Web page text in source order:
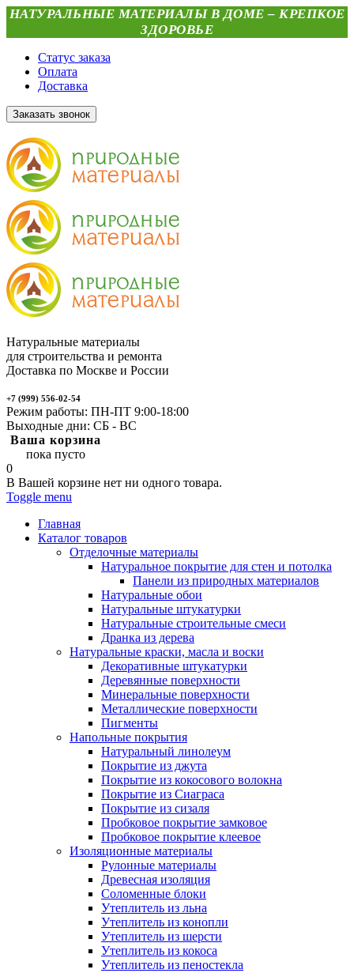
НАТУРАЛЬНЫЕ МАТЕРИАЛЫ В ДОМЕ – КРЕПКОЕ
ЗДОРОВЬЕ
Статус заказа
Оплата
Доставка
Заказать звонок
Натуральные материалы
для строительства и ремонта
Доставка по Москве и России
+7 (999) 556-02-54
Режим работы: ПН-ПТ 9:00-18:00
Выходные дни: СБ - ВС
Ваша корзина
пока пусто
0
В Вашей корзине нет ни одного товара.
Toggle menu
Главная
Каталог товаров
Отделочные материалы
Натуральное покрытие для стен и потолка
Панели из природных материалов
Натуральные обои
Натуральные штукатурки
Натуральные строительные смеси
Дранка из дерева
Натуральные краски, масла и воски
Декоративные штукатурки
Деревянные поверхности
Минеральные поверхности
Металлические поверхности
Пигменты
Напольные покрытия
Натуральный линолеум
Покрытие из джута
Покрытие из кокосового волокна
Покрытие из Сиаграса
Покрытие из сизаля
Пробковое покрытие замковое
Пробковое покрытие клеевое
Изоляционные материалы
Рулонные материалы
Древесная изоляция
Соломенные блоки
Утеплитель из льна
Утеплитель из конопли
Утеплитель из шерсти
Утеплитель из кокоса
Утеплитель из пеностекла